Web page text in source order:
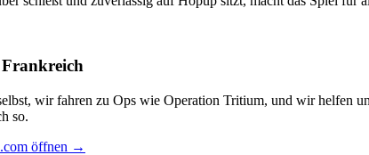
wir fahren zu Ops wie Operation Tritium, und wir helfen
so.
öffnen →